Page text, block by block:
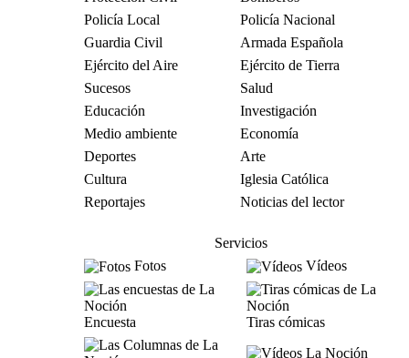
Policía Local
Policía Nacional
Guardia Civil
Armada Española
Ejército del Aire
Ejército de Tierra
Sucesos
Salud
Educación
Investigación
Medio ambiente
Economía
Deportes
Arte
Cultura
Iglesia Católica
Reportajes
Noticias del lector
Servicios
Fotos
Vídeos
Encuesta Tiras cómicas